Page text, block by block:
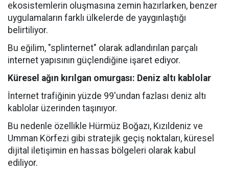
ekosistemlerin oluşmasına zemin hazırlarken, benzer
uygulamaların farklı ülkelerde de yaygınlaştığı
belirtiliyor.
Bu eğilim, "splinternet" olarak adlandırılan parçalı
internet yapısının güçlendiğine işaret ediyor.
Küresel ağın kırılgan omurgası: Deniz altı kablolar
İnternet trafiğinin yüzde 99'undan fazlası deniz altı
kablolar üzerinden taşınıyor.
Bu nedenle özellikle Hürmüz Boğazı, Kızıldeniz ve
Umman Körfezi gibi stratejik geçiş noktaları, küresel
dijital iletişimin en hassas bölgeleri olarak kabul
ediliyor.